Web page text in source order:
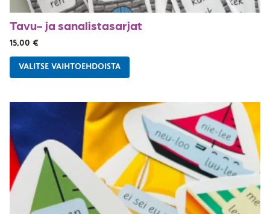
Tavu- ja sanalistasarjat
15,00 €
VALITSE VAIHTOEHDOISTA